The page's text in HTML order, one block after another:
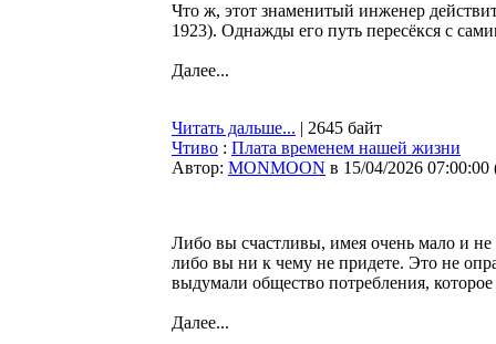
Что ж, этот знаменитый инженер
1923). Однажды его путь пересёкся с
Далее...
Читать дальше... | 2645 байт
Чтиво : Плата временем нашей жизни
Автор: MONMOON в 15/04/2026 07:00:00
Либо вы счастливы, имея очень мало и
либо вы ни к чему не придете. Это не
выдумали общество потребления,
Далее...